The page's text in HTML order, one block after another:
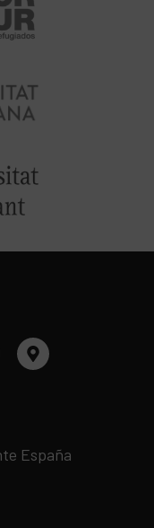
España